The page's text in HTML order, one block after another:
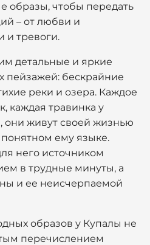
образы, чтобы передать
– от любви и
и тревоги.
детальные и яркие
пейзажей: бескрайние
реки и озера. Каждое
каждая травинка у
они живут своей жизнью
понятном ему языке.
него источником
в трудные минуты, а
и ее неисчерпаемой
образов у Купалы не
перечислением